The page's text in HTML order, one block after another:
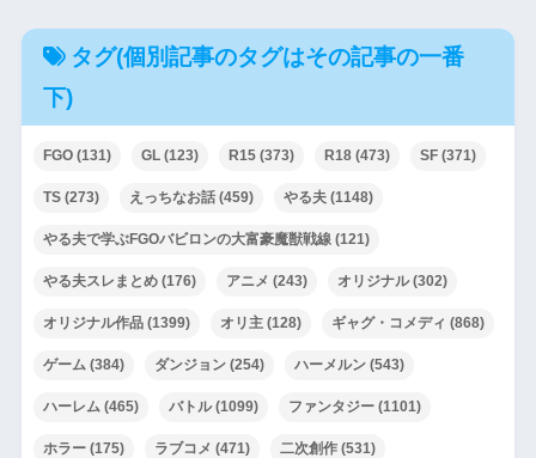
タグ(個別記事のタグはその記事の一番
下)
FGO(131) GL(123) R15(373) R18(473) SF(371)
TS(273) えっちなお話(459) やる夫(1148)
やる夫で学ぶFGOバビロンの大富豪魔獣戦線(121)
やる夫スレまとめ(176) アニメ (243) オリジナル(302)
オリジナル作品(1399) オリ主(128) ギャグ・コメディ (868)
ゲーム (384) ダンジョン(254) ハーメルン(543)
ハーレム (465) バトル(1099) ファンタジー(1101)
ホラー(175) ラブコメ (471) 二次創作(531)